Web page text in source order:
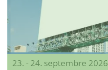
23. - 24. septembre 2026